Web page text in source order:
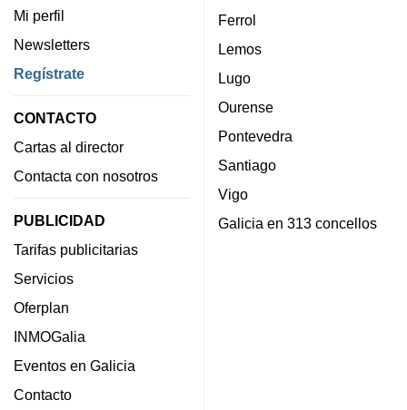
Mi perfil
Newsletters
Regístrate
CONTACTO
Cartas al director
Contacta con nosotros
PUBLICIDAD
Tarifas publicitarias
Servicios
Oferplan
INMOGalia
Eventos en Galicia
Contacto
Ferrol
Lemos
Lugo
Ourense
Pontevedra
Santiago
Vigo
Galicia en 313 concellos